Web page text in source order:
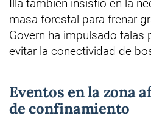
Illa también insistió en la
masa forestal para frenar
Govern ha impulsado talas
evitar la conectividad de
Eventos en la zona
de confinamiento